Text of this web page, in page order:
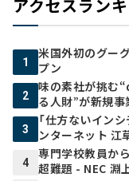
アクセスラン
1
米国外初のグー
プン
2
味の素社が挑む
る人財”が新規事
3
「仕方ないイン
ンターネット 江
4
専門学校教員か
超難題 - NEC 淵